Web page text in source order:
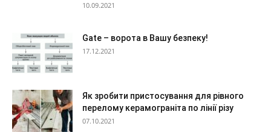
10.09.2021
Gate – ворота в Вашу безпеку!
17.12.2021
Як зробити пристосування для рівного
перелому керамограніта по лінії різу
07.10.2021